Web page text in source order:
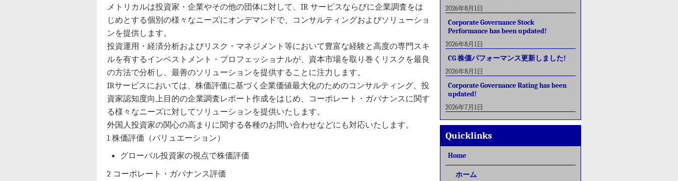
メトリカルは投資家・企業やその他の団体に対して、IR サービスならびに企業調査をは
じめとする個別の様々なニーズにオンデマンドで、コンサルティングおよびソリューショ
ンを提供します。
投資運用・経済分析およびリスク・マネジメント等において豊富な経験と高度の専門スキ
ルを有するインベストメント・プロフェッショナルが、資本市場を取り巻くリスクを最良
の方法で分析し、最善のソリューションを提供することに注力します。
IRサービスにおいては、株価評価に基づく企業価値最大化のためのコンサルティング、投
資家認知度向上目的の企業調査レポート作成をはじめ、コーポレート・ガバナンスに関す
る様々なニーズに対してソリューションを提供いたします。
外国人投資家の関心の高まりに関する各種のお問い合わせなどにも対応いたします。
1 株価評価（バリュエーション）
グローバル投資家の視点で株価評価
2 コーポレート・ガバナンス評価
2026年8月1日
Corporate Governance Stock
Performance has been updated!
2026年8月1日
CG 株価パフォーマンス更新しました!
2026年8月1日
Corporate Governance Rating has been
updated!
2026年7月1日
Quicklinks
Home
ホーム